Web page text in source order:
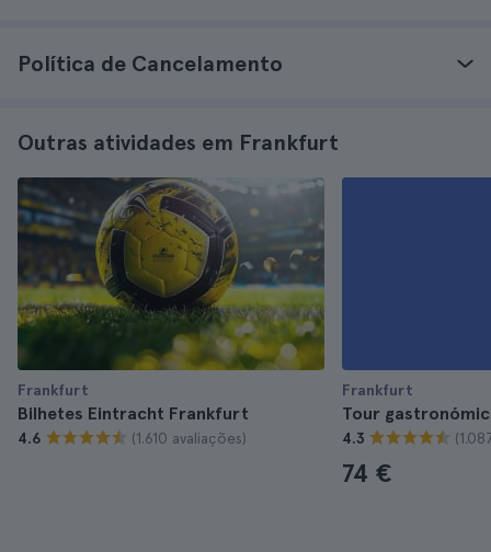
Política de Cancelamento
Outras atividades em Frankfurt
Frankfurt
Bilhetes Eintracht Frankfurt
4.6 (1.610 avaliações)
Frankfurt
Tour
4.3
74 €